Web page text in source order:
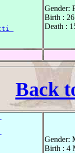
Gender:
Birth :
Death :
Back
Gender:
Birth : 4